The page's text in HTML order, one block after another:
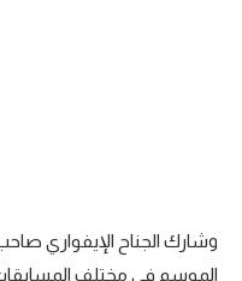
الموسم في مختلف